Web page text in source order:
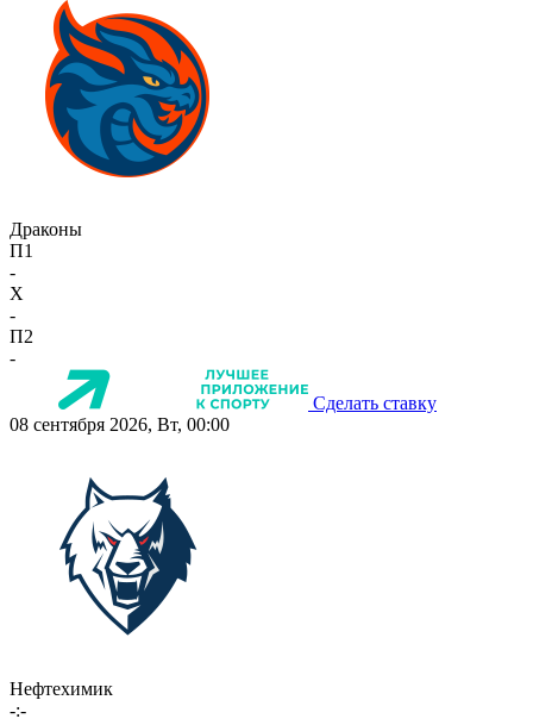
Драконы
П1
-
X
-
П2
-
Сделать ставку
08 сентября 2026, Вт, 00:00
Нефтехимик
-:-